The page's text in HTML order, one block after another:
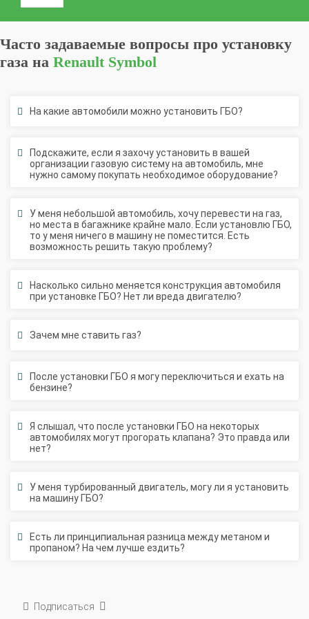
газа наRenault Symbol
организации газовую систему на автомобиль, мне
нужно самому покупать необходимое оборудование?
но места в багажнике крайне мало. Если установлю ГБО,
то у меня ничего в машину не поместится. Есть
возможность решить такую проблему?
при установке ГБО? Нет ли вреда двигателю?
бензине?
автомобилях могут прогорать клапана? Это правда или
нет?
на машину ГБО?
пропаном? На чем лучше ездить?